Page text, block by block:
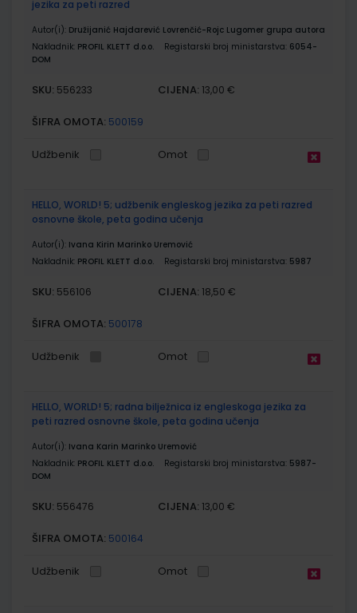
jezika za peti razred
Autor(i): Družijanić Hajdarević Lovrenčić-Rojc Lugomer grupa autora
Nakladnik: PROFIL KLETT d.o.o. Registarski broj ministarstva: 6054-
DOM
SKU: 556233 CIJENA: 13,00 €
ŠIFRA OMOTA: 500159
Udžbenik Omot
HELLO, WORLD! 5; udžbenik engleskog jezika za peti razred
osnovne škole, peta godina učenja
Autor(i): Ivana Kirin Marinko Uremović
Nakladnik: PROFIL KLETT d.o.o. Registarski broj ministarstva: 5987
SKU: 556106 CIJENA: 18,50 €
ŠIFRA OMOTA: 500178
Udžbenik Omot
HELLO, WORLD! 5; radna bilježnica iz engleskoga jezika za
peti razred osnovne škole, peta godina učenja
Autor(i): Ivana Karin Marinko Uremović
Nakladnik: PROFIL KLETT d.o.o. Registarski broj ministarstva: 5987-
DOM
SKU: 556476 CIJENA: 13,00 €
ŠIFRA OMOTA: 500164
Udžbenik Omot